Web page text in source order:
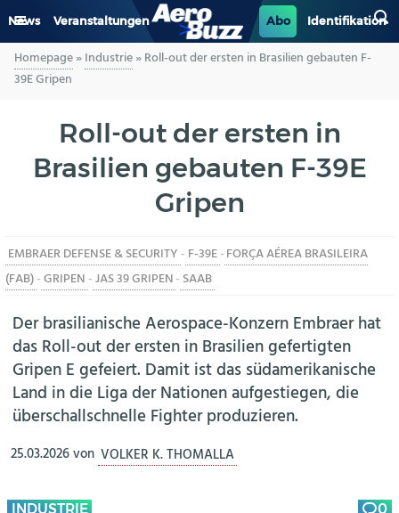
News Veranstaltungen Abo Identifikation
GENERAL AVIATION
LUFTVERKEHR
INDUSTRIE
BERUFE
AERO-KULTUR
Homepage»Industrie»Roll-out der ersten in Brasilien gebauten F-
39E Gripen
Roll-out der ersten in
Brasilien gebauten F-39E
Gripen
EMBRAER DEFENSE & SECURITY - F-39E-FORÇA AÉREA BRASILEIRA
(FAB)-GRIPEN -JAS 39 GRIPEN- SAAB
Der brasilianische Aerospace-Konzern Embraer hat
das Roll-out der ersten in Brasilien gefertigten
Gripen E gefeiert. Damit ist das südamerikanische
Land in die Liga der Nationen aufgestiegen, die
überschallschnelle Fighter produzieren.
25.03.2026von VOLKER K. THOMALLA
INDUSTRIE 0